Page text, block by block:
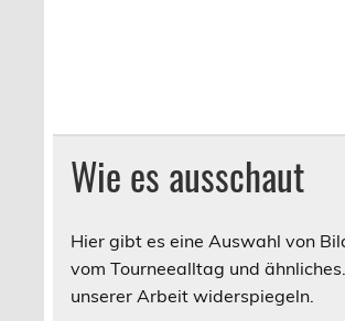
Wie es ausschaut
Hier gibt es eine Auswahl von
vom Tourneealltag und
unserer Arbeit widerspiegeln.